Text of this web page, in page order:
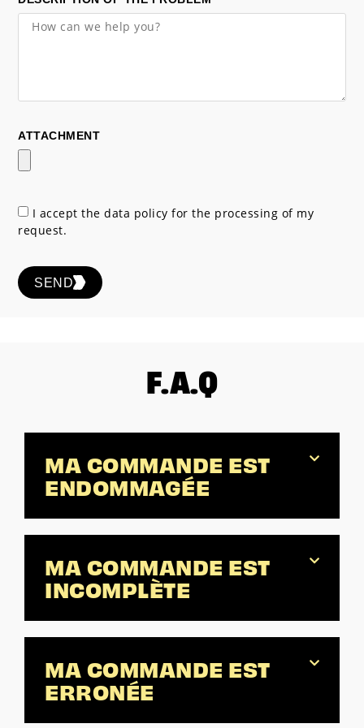
ATTACHMENT
I accept the data policy for the processing of my
request.
SEND
F.A.Q
MA COMMANDE EST
ENDOMMAGÉE
MA COMMANDE EST
INCOMPLÈTE
MA COMMANDE EST
ERRONÉE